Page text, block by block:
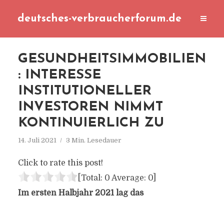
deutsches-verbraucherforum.de
GESUNDHEITSIMMOBILIEN
: INTERESSE
INSTITUTIONELLER
INVESTOREN NIMMT
KONTINUIERLICH ZU
14. Juli 2021 3 Min. Lesedauer
Click to rate this post!
[Total: 0 Average: 0]
Im ersten Halbjahr 2021 lag das